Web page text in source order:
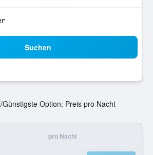
Suchen
/Günstigste Option: Preis pro Nacht
pro Nacht